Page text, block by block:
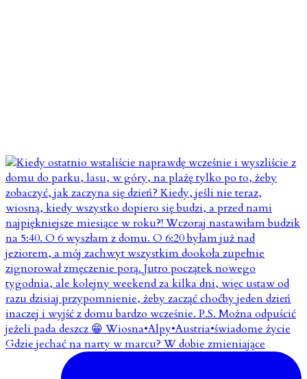
Gdzie jechać na narty w marcu? W dobie zmieniające